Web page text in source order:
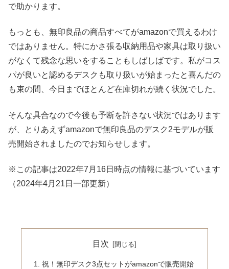
で助かります。
もっとも、無印良品の商品すべてがamazonで買えるわけ
ではありません。特にかさ張る収納用品や家具は取り扱い
がなくて残念な思いをすることもしばしばです。私がコス
パが良いと認めるデスクも取り扱いが始まったと喜んだの
も束の間、今日までほとんど在庫切れが続く状況でした。
そんな具合なので今後も予断を許さない状況ではあります
が、とりあえずamazonで無印良品のデスク2モデルが販
売開始されましたのでお知らせします。
※この記事は2022年7月16日時点の情報に基づいています
（2024年4月21日一部更新）
目次
祝！無印デスク3点セットがamazonで販売開始